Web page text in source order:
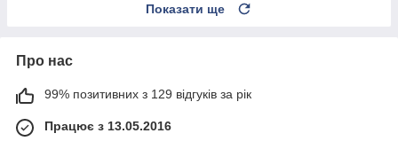
Показати ще
Про нас
99% позитивних з 129 відгуків за рік
Працює з 13.05.2016